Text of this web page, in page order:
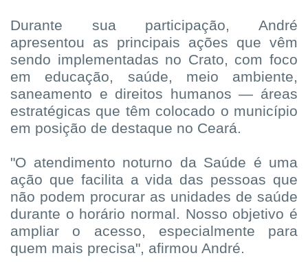
Durante sua participação, André
apresentou as principais ações que vêm
sendo implementadas no Crato, com foco
em educação, saúde, meio ambiente,
saneamento e direitos humanos — áreas
estratégicas que têm colocado o município
em posição de destaque no Ceará.
"O atendimento noturno da Saúde é uma
ação que facilita a vida das pessoas que
não podem procurar as unidades de saúde
durante o horário normal. Nosso objetivo é
ampliar o acesso, especialmente para
quem mais precisa", afirmou André.